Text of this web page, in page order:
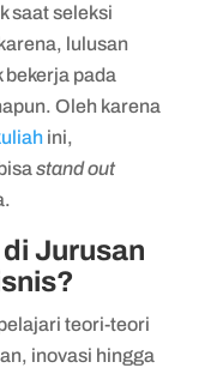
saat seleksi
lulusan
pada
Oleh karena
ini,
stand out
Jurusan
teori-teori
inovasi hingga